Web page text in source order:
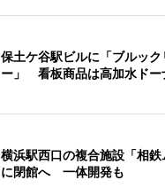
保土ケ谷駅ビルに「ブルック
ー」 看板商品は高加水ドー
横浜駅西口の複合施設「相
に閉館へ 一体開発も